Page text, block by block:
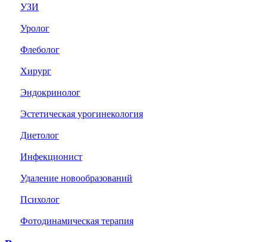
УЗИ
Уролог
Флеболог
Хирург
Эндокринолог
Эстетическая урогинекология
Диетолог
Инфекционист
Удаление новообразований
Психолог
Фотодинамическая терапия